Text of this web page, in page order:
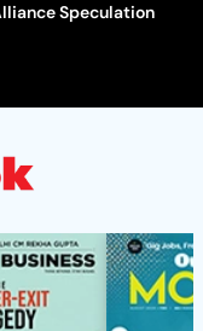
Speculation